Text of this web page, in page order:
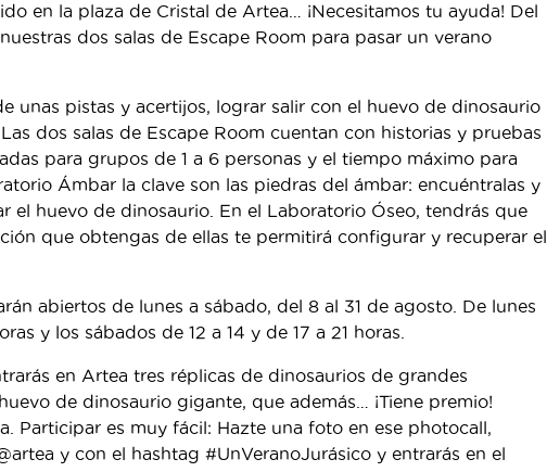
en la plaza de Cristal de Artea… ¡Necesitamos tu ayuda! Del
dos salas de Escape Room para pasar un verano
unas pistas y acertijos, lograr salir con el huevo de dinosaurio
dos salas de Escape Room cuentan con historias y pruebas
para grupos de 1 a 6 personas y el tiempo máximo para
Ámbar la clave son las piedras del ámbar: encuéntralas y
el huevo de dinosaurio. En el Laboratorio Óseo, tendrás que
que obtengas de ellas te permitirá configurar y recuperar el
abiertos de lunes a sábado, del 8 al 31 de agosto. De lunes
y los sábados de 12 a 14 y de 17 a 21 horas.
en Artea tres réplicas de dinosaurios de grandes
de dinosaurio gigante, que además… ¡Tiene premio!
Participar es muy fácil: Hazte una foto en ese photocall,
y con el hashtag #UnVeranoJurásico y entrarás en el